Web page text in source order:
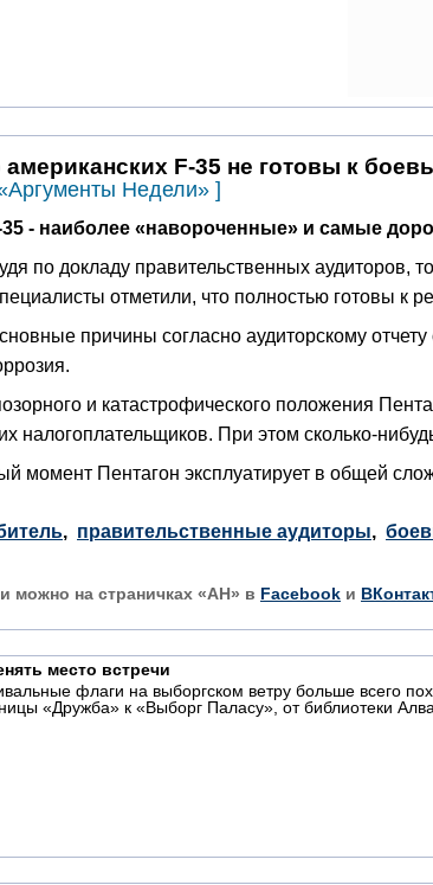
F-35 не готовы к
Недели» ]
35 - наиболее «навороченные» и самые
по докладу правительственных аудиторов,
отметили, что полностью готовы к
причины согласно аудиторскому
и катастрофического положения
налогоплательщиков. При этом сколько-
момент Пентагон эксплуатирует в общей
, правительственные аудиторы,
можно на страничках «АН» в Facebook и
место встречи
флаги на выборгском ветру больше всего
«Дружба» к «Выборг Паласу», от библиотеки